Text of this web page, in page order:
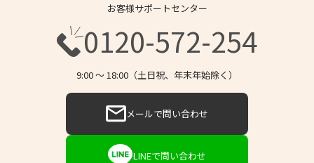
お客様サポートセンター
0120-572-254
9:00 〜 18:00（土日祝、年末年始除く）
メールで問い合わせ
LINEで問い合わせ